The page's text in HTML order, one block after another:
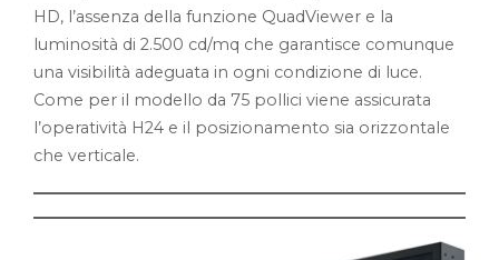
HD, l’assenza della funzione QuadViewer e la
luminosità di 2.500 cd/mq che garantisce comunque
una visibilità adeguata in ogni condizione di luce.
Come per il modello da 75 pollici viene assicurata
l’operatività H24 e il posizionamento sia orizzontale
che verticale.